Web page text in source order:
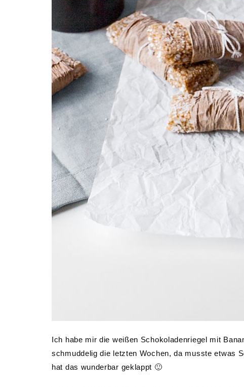
Ich habe mir die weißen Schokoladenriegel mit
schmuddelig die letzten Wochen, da musste etwas
hat das wunderbar geklappt 🙂